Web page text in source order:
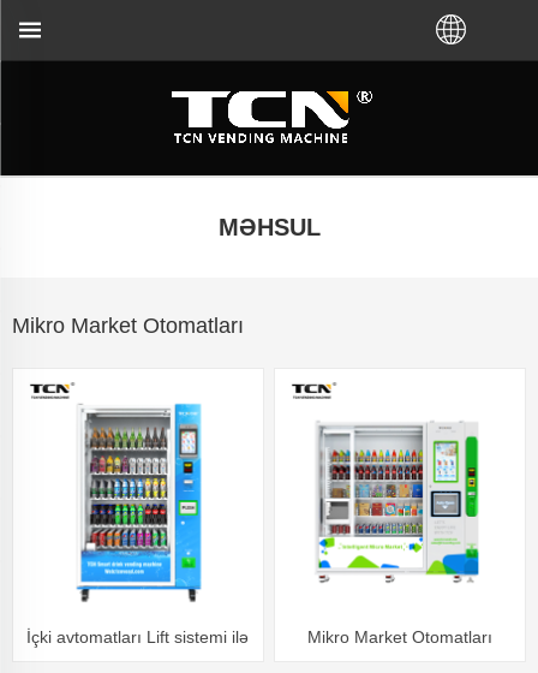
MƏHSUL
Mikro Market Otomatları
İçki avtomatları Lift sistemi ilə Mikro Market Otomatları
almağınızdan asılı olmayaraq, TCN China